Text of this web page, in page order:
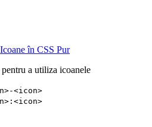
Icoane în CSS Pur
a utiliza icoanele
<icon>